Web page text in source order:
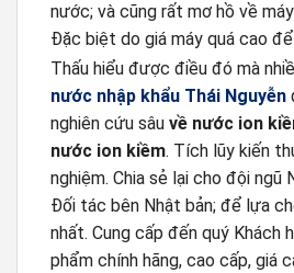
nước; và cũng rất mơ hồ về
Đặc biệt do giá máy quá cao
Thấu hiểu được điều đó mà
nước nhập khẩu Thái Nguyễn
nghiên cứu sâu về nước ion
nước ion kiềm. Tích lũy kiến
nghiệm. Chia sẻ lại cho đội ngũ
Đối tác bên Nhật bản; để lựa
nhất. Cung cấp đến quý Khách
phẩm chính hãng, cao cấp, giá